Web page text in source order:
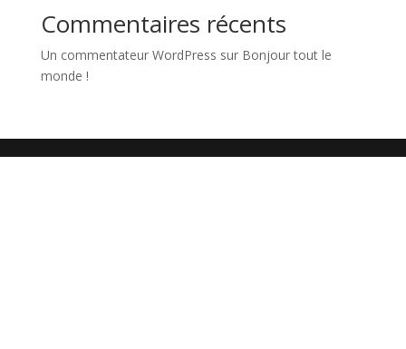
Commentaires récents
Un commentateur WordPress sur Bonjour tout le
monde !